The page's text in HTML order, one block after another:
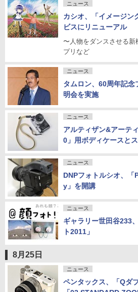
ニュース
カシオ、「イメージン
ビスにリニューアル
〜人物をダンスさせる
プリなど
ニュース
タムロン、60周年記念
明会を実施
ニュース
アルティザン&アーテ
0」用ボディケースと
ニュース
DNPフォトルシオ、
y」を開講
ニュース
ギャラリー世田谷233
ト2011」
8月25日
ニュース
ペンタックス、「Qダ